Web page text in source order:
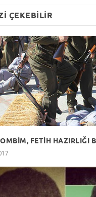
ÇEKEBILIR
FETİH HAZIRLIĞI